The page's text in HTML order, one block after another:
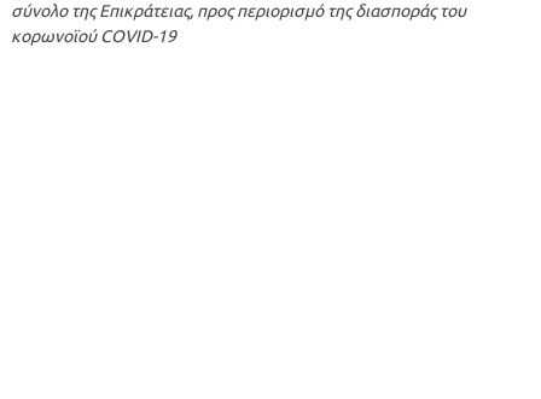
σύνολο της Επικράτειας, προς περιορισμό της διασποράς του
κορωνοϊού COVID-19